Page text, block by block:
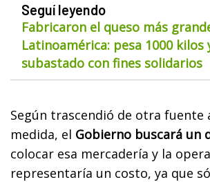
Seguí leyendo
Fabricaron el queso más
Latinoamérica: pesa 1000 kilos
subastado con fines solidarios
Según trascendió de otra fuente
medida, el Gobierno buscará un
colocar esa mercadería y la
representaría un costo, ya que